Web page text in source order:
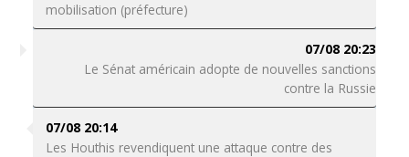
mobilisation (préfecture)
07/08 20:23
Le Sénat américain adopte de nouvelles sanctions
contre la Russie
07/08 20:14
Les Houthis revendiquent une attaque contre des